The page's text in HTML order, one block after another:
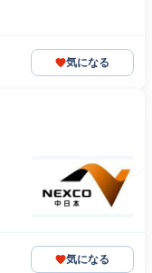
気になる
気になる